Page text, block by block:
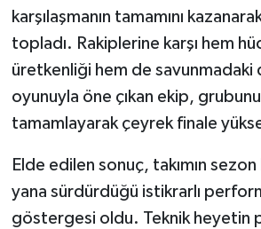
karşılaşmanın tamamını
topladı. Rakiplerine karşı hem
üretkenliği hem de savunmadaki
oyunuyla öne çıkan ekip,
tamamlayarak çeyrek finale
Elde edilen sonuç, takımın sezon
yana sürdürdüğü istikrarlı
göstergesi oldu. Teknik heyetin